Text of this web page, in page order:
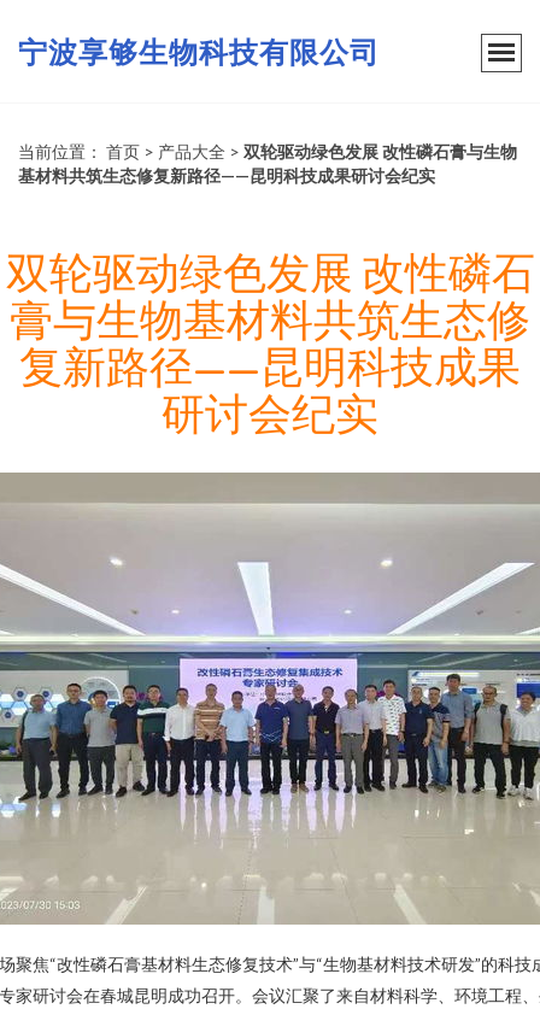
宁波享够生物科技有限公司
当前位置： 首页 > 产品大全 > 双轮驱动绿色发展 改性磷石膏与生物
基材料共筑生态修复新路径——昆明科技成果研讨会纪实
双轮驱动绿色发展 改性磷石
膏与生物基材料共筑生态修
复新路径——昆明科技成果
研讨会纪实
聚焦“改性磷石膏基材料生态修复技术”与“生物基材料技术研发”的科技
家研讨会在春城昆明成功召开。会议汇聚了来自材料科学、环境工程